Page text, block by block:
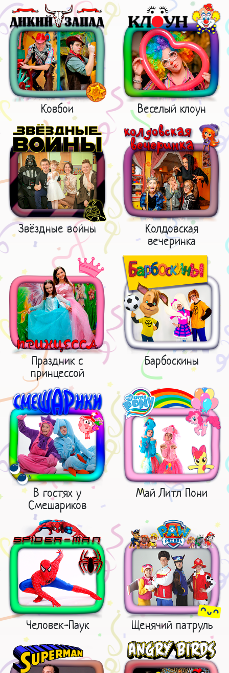
Ковбои Веселый клоун
Звёздные войны
Колдовская
вечеринка
Праздник с
принцессой
Барбоскины
В гостях у
Смешариков
Май Литл Пони
Человек-Паук Щенячий патруль